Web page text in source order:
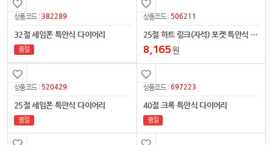
상품코드 :382289
32절 세임폰 특안식 다이어리
품절
상품코드 : 506211
25절 하트 링크(자석) 포켓 특안식 다이어리
8,165원
상품코드 : 520429
25절 세임폰 특안식 다이어리
품절
상품코드 :697223
40절 크록 특안식 다이어리
품절